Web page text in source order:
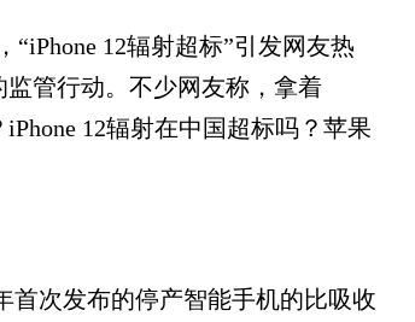
12辐射超标”引发网友热
监管行动。不少网友称，拿着
12辐射在中国超标吗？苹果
次发布的停产智能手机的比吸收